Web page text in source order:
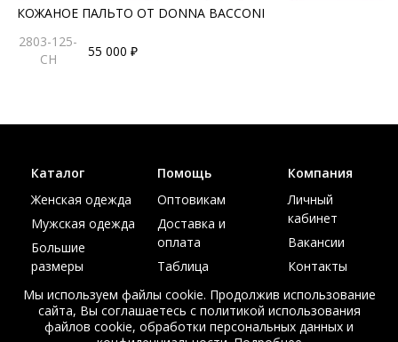
КОЖАНОЕ ПАЛЬТО ОТ DONNA BACCONI
2803-125-
CH
55 000 ₽
Каталог
Женская одежда
Мужская одежда
Большие
размеры
Акции
Помощь
Оптовикам
Доставка и
оплата
Таблица
Компания
Личный
кабинет
Вакансии
Контакты
Мы используем файлы cookie. Продолжив использование
сайта, Вы соглашаетесь с политикой использования
файлов cookie, обработки персональных данных и